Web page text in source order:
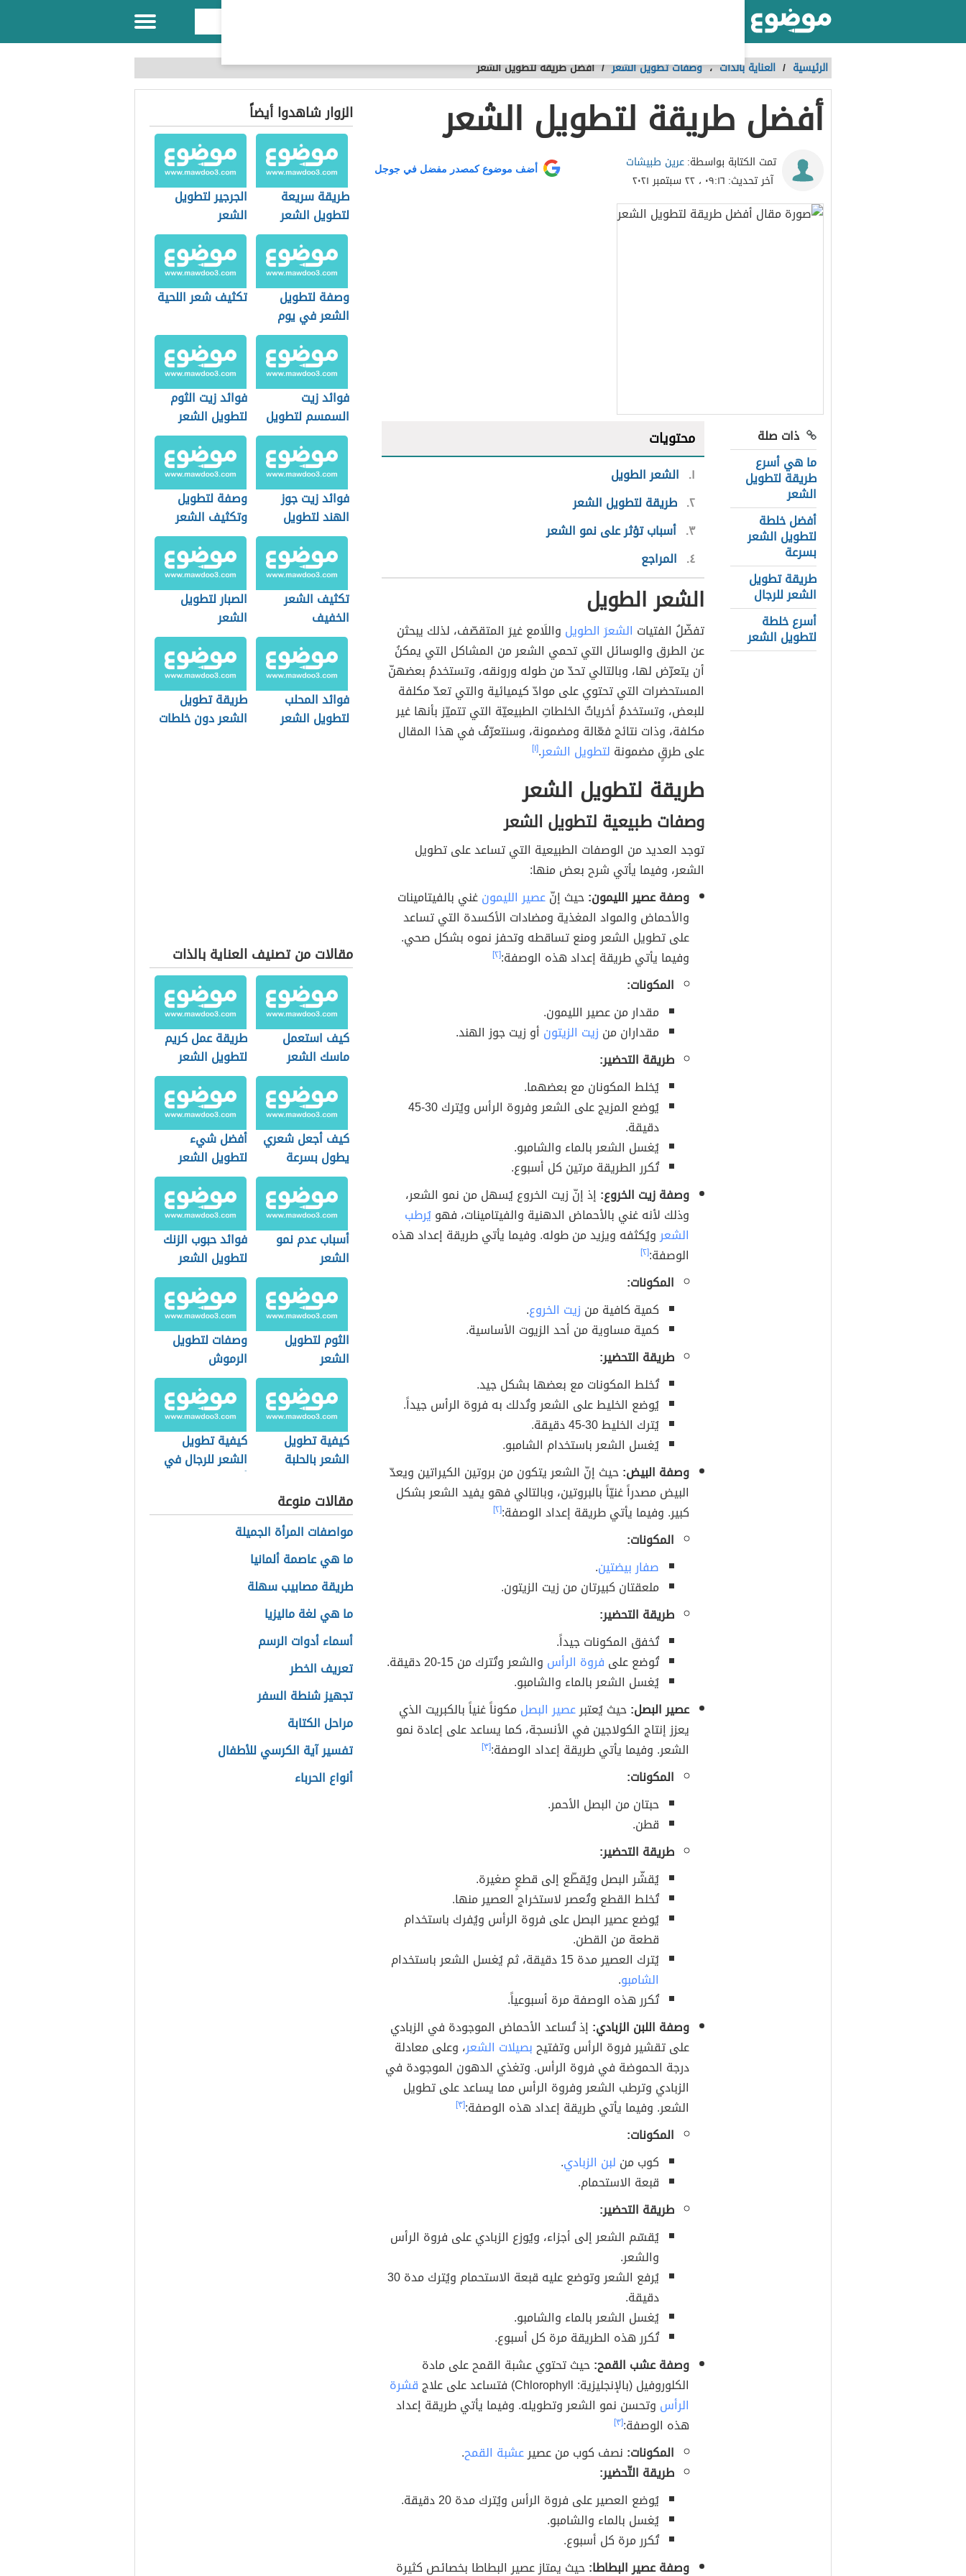
الرئيسية / العناية بالذات،وصفات تطويل الشعر /أفضل طريقة لتطويل الشعر
أفضل طريقة لتطويل الشعر
تمت الكتابة بواسطة:عرين طبيشات
آخر تحديث: ٠٩:١٦ ، ٢٢ سبتمبر ٢٠٢١
أضف موضوع كمصدر مفضل في جوجل
ذات صلة
ما هي أسرع
طريقة لتطويل
الشعر
أفضل خلطة
لتطويل الشعر
بسرعة
طريقة تطويل
الشعر للرجال
أسرع خلطة
لتطويل الشعر
محتويات
١ الشعر الطويل
٢ طريقة لتطويل الشعر
٣ أسباب تؤثر على نمو الشعر
٤ المراجع
الشعر الطويل
تفضّلُ الفتيات الشعرَ الطويل واللَامع غيرَ المتقصّف، لذلك يبحثن
عن الطرق والوسائل التي تحمي الشعر من المشاكل التي يمكنُ
أن يتعرّض لها، وبالتالي تحدّ من طوله ورونقه، وتستخدمُ بعضهنّ
المستحضرات التي تحتوي على موادّ كيميائية والتي تعدّ مكلفة
للبعض، وتستخدمُ أخرياتٌ الخلطاتِ الطبيعيّة التي تتميّز بأنها غير
مكلفة، وذات نتائج فعّالة ومضمونة، وسنتعرّفُ في هذا المقال
على طرقٍ مضمونة لتطويل الشعر.[١]
طريقة لتطويل الشعر
وصفات طبيعية لتطويل الشعر
توجد العديد من الوصفات الطبيعية التي تساعد على تطويل
الشعر، وفيما يأتي شرح بعض منها:
وصفة عصير الليمون:حيث إنّعصير الليمونغني بالفيتامينات
والأحماض والمواد المغذية ومضادات الأكسدة التي تساعد
على تطويل الشعر ومنع تساقطه وتحفز نموه بشكل صحي.
وفيما يأتي طريقة إعداد هذه الوصفة:[٢]
المكونات:
مقدار من عصير الليمون.
مقداران من زيت الزيتون أو زيت جوز الهند.
طريقة التحضير:
يُخلط المكونان مع بعضهما.
يُوضع المزيج على الشعر وفروة الرأس ويُترك 30-45
دقيقة.
يُغسل الشعر بالماء والشامبو.
تُكرر الطريقة مرتين كل أسبوع.
وصفة زيت الخروع: إذ إنّ زيت الخروع يُسهل من نمو الشعر،
وذلك لأنه غني بالأحماض الدهنية والفيتامينات، فهويُرطب
الشعرويُكثفه ويزيد من طوله. وفيما يأتي طريقة إعداد هذه
الوصفة:[٢]
المكونات:
كمية كافية من زيت الخروع.
كمية مساوية من أحد الزيوت الأساسية.
طريقة التحضير:
تُخلط المكونات مع بعضها بشكل جيد.
يُوضع الخليط على الشعر وتُدلك به فروة الرأس جيداً.
يُترك الخليط 30-45 دقيقة.
يُغسل الشعر باستخدام الشامبو.
وصفة البيض:حيث إنّ الشعر يتكون من بروتين الكيراتين ويعدّ
البيض مصدراً غنيّاً بالبروتين، وبالتالي فهو يفيد الشعر بشكل
كبير. وفيما يأتي طريقة إعداد الوصفة:[٢]
المكونات:
صفار بيضتين.
ملعقتان كبيرتان من زيت الزيتون.
طريقة التحضير:
تُخفق المكونات جيداً.
تُوضع على فروة الرأس والشعر وتُترك من 15-20 دقيقة.
يُغسل الشعر بالماء والشامبو.
عصير البصل:حيث يُعتبرعصير البصل مكوناً غنياً بالكبريت الذي
يعزز إنتاج الكولاجين في الأنسجة، كما يساعد على إعادة نمو
الشعر. وفيما يأتي طريقة إعداد الوصفة:[٣]
المكونات:
حبتان من البصل الأحمر.
قطن.
طريقة التحضير:
يُقشّر البصل ويُقطّع إلى قطعٍ صغيرة.
تُخلط القطع وتُعصر لاستخراج العصير منها.
يُوضع عصير البصل على فروة الرأس ويُفرك باستخدام
قطعة من القطن.
يُترك العصير مدة 15 دقيقة، ثم يُغسل الشعر باستخدام
الشامبو.
تُكرر هذه الوصفة مرة أسبوعياً.
وصفة اللبن الزبادي: إذ تُساعد الأحماض الموجودة في الزبادي
على تقشير فروة الرأس وتفتيحبصيلات الشعر، وعلى معادلة
درجة الحموضة في فروة الرأس. وتغذي الدهون الموجودة في
الزبادي وترطب الشعر وفروة الرأس مما يساعد على تطويل
الشعر. وفيما يأتي طريقة إعداد هذه الوصفة:[٣]
المكونات:
كوب من لبن الزبادي.
قبعة الاستحمام.
طريقة التحضير:
يُقسّم الشعر إلى أجزاء، ويُوزع الزبادي على فروة الرأس
والشعر.
يُرفع الشعر وتوضع عليه قبعة الاستحمام ويُترك مدة 30
دقيقة.
يُغسل الشعر بالماء والشامبو.
تُكرر هذه الطريقة مرة كل أسبوع.
وصفة عشب القمح:حيث تحتوي عشبة القمح على مادة
الكلوروفيل (بالإنجليزية: Chlorophyll) فتساعد على علاج
قشرة
الرأس وتحسن نمو الشعر وتطويله. وفيما يأتي طريقة إعداد
هذه الوصفة:[٣]
المكونات: نصف كوب من عصيرعشبة القمح.
طريقة التّحضير:
يُوضع العصير على فروة الرأس ويُترك مدة 20 دقيقة.
يُغسل بالماء والشامبو.
تُكرر مرة كل أسبوع.
وصفة عصير البطاطا:حيث يمتاز عصير البطاطا بخصائص كثيرة
الزوار شاهدوا أيضاً
طريقة سريعة
لتطويل الشعر
وتكثيفه
الجرجير لتطويل
الشعر
وصفة لتطويل
الشعر في يوم
واحد
تكثيف شعر اللحية
فوائد زيت
السمسم لتطويل
الشعر
فوائد زيت الثوم
لتطويل الشعر
فوائد زيت جوز
الهند لتطويل
الشعر
وصفة لتطويل
وتكثيف الشعر
تكثيف الشعر
الخفيف
الصبار لتطويل
الشعر
فوائد المحلب
لتطويل الشعر
طريقة تطويل
الشعر دون خلطات
مقالات من تصنيف العناية بالذات
كيف استعمل
ماسك الشعر
طريقة عمل كريم
لتطويل الشعر
كيف أجعل شعري
يطول بسرعة
أفضل شيء
لتطويل الشعر
أسباب عدم نمو
الشعر
فوائد حبوب الزنك
لتطويل الشعر
الثوم لتطويل
الشعر
وصفات لتطويل
الرموش
كيفية تطويل
الشعر بالحلبة
كيفية تطويل
الشعر للرجال في
أسبوع
مقالات منوعة
مواصفات المرأة الجميلة
ما هي عاصمة ألمانيا
طريقة مصابيب سهلة
ما هي لغة ماليزيا
أسماء أدوات الرسم
تعريف الخطر
تجهيز شنطة السفر
مراحل الكتابة
تفسير آية الكرسي للأطفال
أنواع الحرباء